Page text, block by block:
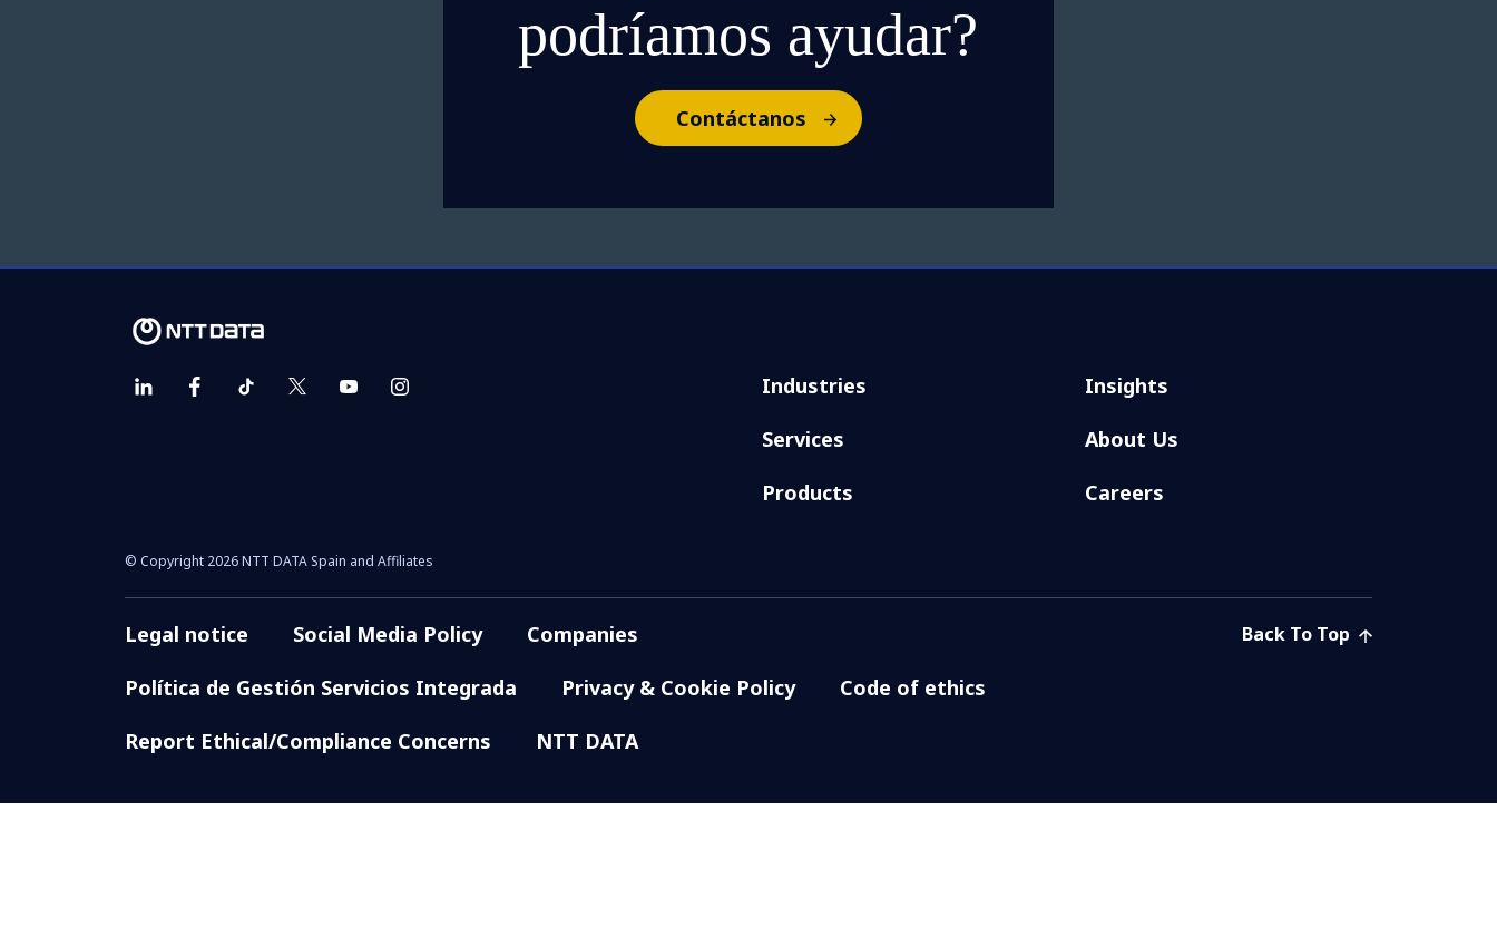
podríamos ayudar?
Contáctanos
Industries
Services
Products
Insights
About Us
Careers
© Copyright 2026 NTT DATA Spain and Affiliates
Legal notice Social Media Policy
Companies
Política de Gestión Servicios Integrada
Privacy & Cookie Policy
Code of ethics
Report Ethical/Compliance Concerns
NTT DATA
Back To Top